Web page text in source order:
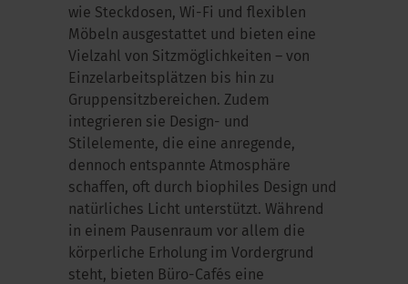
wie Steckdosen, Wi-Fi und flexiblen
Möbeln ausgestattet und bieten eine
Vielzahl von Sitzmöglichkeiten – von
Einzelarbeitsplätzen bis hin zu
Gruppensitzbereichen. Zudem
integrieren sie Design- und
Stilelemente, die eine anregende,
dennoch entspannte Atmosphäre
schaffen, oft durch biophiles Design und
natürliches Licht unterstützt. Während
in einem Pausenraum vor allem die
körperliche Erholung im Vordergrund
steht, bieten Büro-Cafés eine